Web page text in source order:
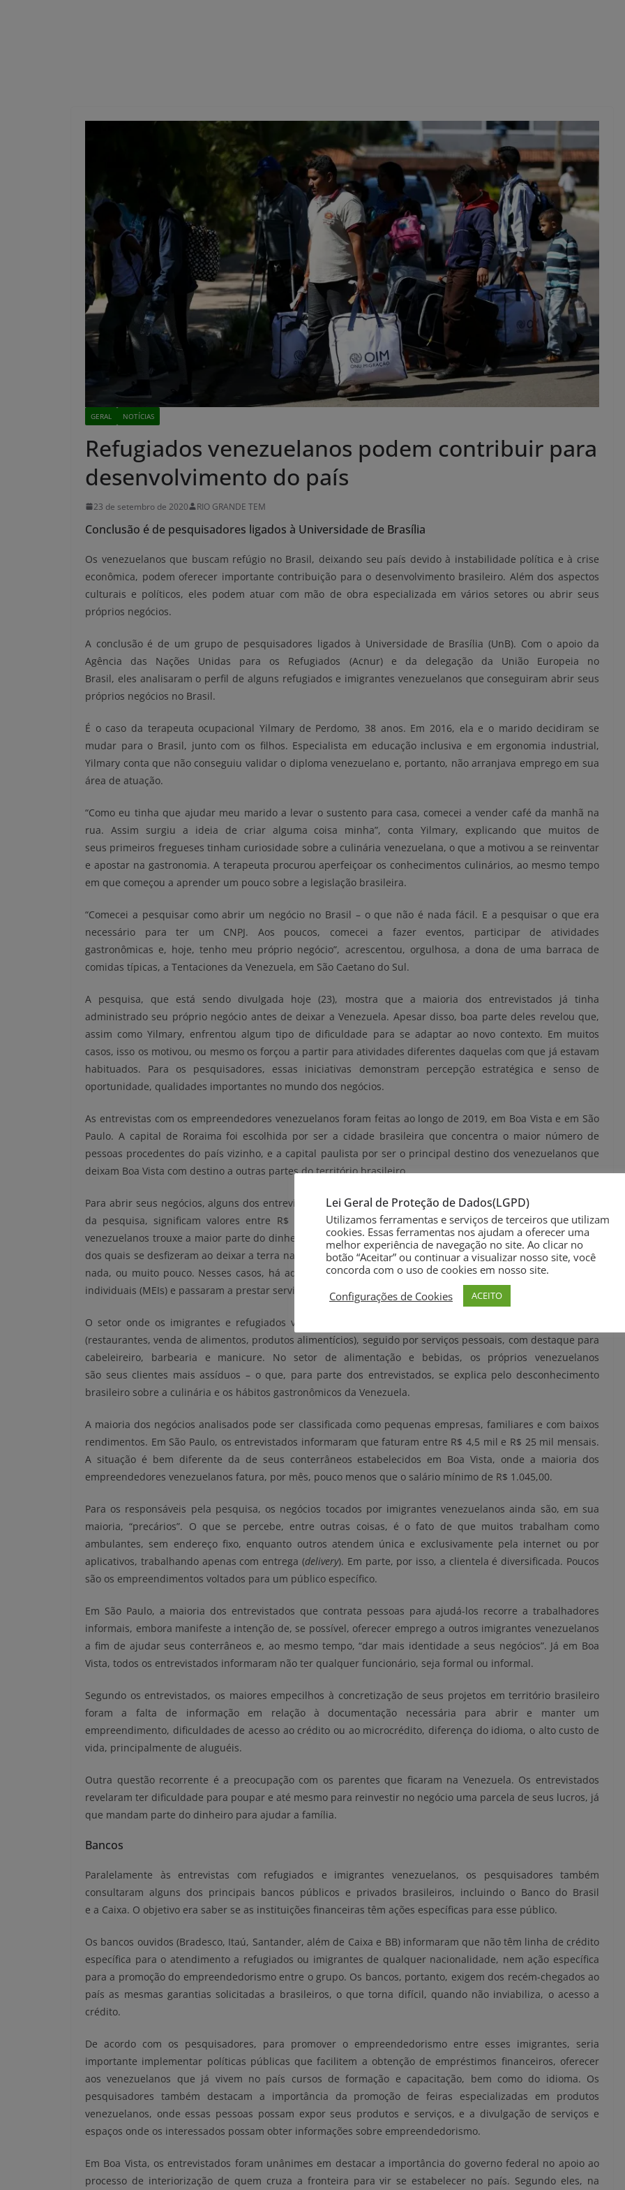
GERAL NOTÍCIAS
Refugiados venezuelanos podem contribuir para
desenvolvimento do país
23 de setembro de 2020 RIO GRANDE TEM
Conclusão é de pesquisadores ligados à Universidade de Brasília
Os venezuelanos que buscam refúgio no Brasil, deixando seu país devido à instabilidade política e à crise
econômica, podem oferecer importante contribuição para o desenvolvimento brasileiro. Além dos aspectos
culturais e políticos, eles podem atuar com mão de obra especializada em vários setores ou abrir seus
próprios negócios.
A conclusão é de um grupo de pesquisadores ligados à Universidade de Brasília (UnB). Com o apoio da
Agência das Nações Unidas para os Refugiados (Acnur) e da delegação da União Europeia no
Brasil, eles analisaram o perfil de alguns refugiados e imigrantes venezuelanos que conseguiram abrir seus
próprios negócios no Brasil.
É o caso da terapeuta ocupacional Yilmary de Perdomo, 38 anos. Em 2016, ela e o marido decidiram se
mudar para o Brasil, junto com os filhos. Especialista em educação inclusiva e em ergonomia industrial,
Yilmary conta que não conseguiu validar o diploma venezuelano e, portanto, não arranjava emprego em sua
área de atuação.
“Como eu tinha que ajudar meu marido a levar o sustento para casa, comecei a vender café da manhã na
rua. Assim surgiu a ideia de criar alguma coisa minha”, conta Yilmary, explicando que muitos de
seus primeiros fregueses tinham curiosidade sobre a culinária venezuelana, o que a motivou a se reinventar
e apostar na gastronomia. A terapeuta procurou aperfeiçoar os conhecimentos culinários, ao mesmo tempo
em que começou a aprender um pouco sobre a legislação brasileira.
“Comecei a pesquisar como abrir um negócio no Brasil – o que não é nada fácil. E a pesquisar o que era
necessário para ter um CNPJ. Aos poucos, comecei a fazer eventos, participar de atividades
gastronômicas e, hoje, tenho meu próprio negócio”, acrescentou, orgulhosa, a dona de uma barraca de
comidas típicas, a Tentaciones da Venezuela, em São Caetano do Sul.
A pesquisa, que está sendo divulgada hoje (23), mostra que a maioria dos entrevistados já tinha
administrado seu próprio negócio antes de deixar a Venezuela. Apesar disso, boa parte deles revelou que,
assim como Yilmary, enfrentou algum tipo de dificuldade para se adaptar ao novo contexto. Em muitos
casos, isso os motivou, ou mesmo os forçou a partir para atividades diferentes daquelas com que já estavam
habituados. Para os pesquisadores, essas iniciativas demonstram percepção estratégica e senso de
oportunidade, qualidades importantes no mundo dos negócios.
As entrevistas com os empreendedores venezuelanos foram feitas ao longo de 2019, em Boa Vista e em São
Paulo. A capital de Roraima foi escolhida por ser a cidade brasileira que concentra o maior número de
pessoas procedentes do país vizinho, e a capital paulista por ser o principal destino dos venezuelanos que
deixam Boa Vista com destino a outras partes do território brasileiro.
Para abrir seus negócios, alguns dos entrevistados investiram quantias significativas – o que, pelos critérios
da pesquisa, significam valores entre R$ 5 mil e R$ 120 mil. A maioria dos imigrantes ou refugiados
venezuelanos trouxe a maior parte do dinheiro investido, fruto de economias pessoais ou da venda de bens
dos quais se desfizeram ao deixar a terra natal. Outros entrevistados, no entanto, disseram não ter investido
nada, ou muito pouco. Nesses casos, há aqueles que apenas se inscreveram como microempreendedores
individuais (MEIs) e passaram a prestar serviços a quem os contratasse.
O setor onde os imigrantes e refugiados venezuelanos entrevistados mais investiram foi o de alimentos
(restaurantes, venda de alimentos, produtos alimentícios), seguido por serviços pessoais, com destaque para
cabeleireiro, barbearia e manicure. No setor de alimentação e bebidas, os próprios venezuelanos
são seus clientes mais assíduos – o que, para parte dos entrevistados, se explica pelo desconhecimento
brasileiro sobre a culinária e os hábitos gastronômicos da Venezuela.
A maioria dos negócios analisados pode ser classificada como pequenas empresas, familiares e com baixos
rendimentos. Em São Paulo, os entrevistados informaram que faturam entre R$ 4,5 mil e R$ 25 mil mensais.
A situação é bem diferente da de seus conterrâneos estabelecidos em Boa Vista, onde a maioria dos
empreendedores venezuelanos fatura, por mês, pouco menos que o salário mínimo de R$ 1.045,00.
Para os responsáveis pela pesquisa, os negócios tocados por imigrantes venezuelanos ainda são, em sua
maioria, “precários”. O que se percebe, entre outras coisas, é o fato de que muitos trabalham como
ambulantes, sem endereço fixo, enquanto outros atendem única e exclusivamente pela internet ou por
aplicativos, trabalhando apenas com entrega (delivery). Em parte, por isso, a clientela é diversificada. Poucos
são os empreendimentos voltados para um público específico.
Em São Paulo, a maioria dos entrevistados que contrata pessoas para ajudá-los recorre a trabalhadores
informais, embora manifeste a intenção de, se possível, oferecer emprego a outros imigrantes venezuelanos
a fim de ajudar seus conterrâneos e, ao mesmo tempo, “dar mais identidade a seus negócios”. Já em Boa
Vista, todos os entrevistados informaram não ter qualquer funcionário, seja formal ou informal.
Segundo os entrevistados, os maiores empecilhos à concretização de seus projetos em território brasileiro
foram a falta de informação em relação à documentação necessária para abrir e manter um
empreendimento, dificuldades de acesso ao crédito ou ao microcrédito, diferença do idioma, o alto custo de
vida, principalmente de aluguéis.
Outra questão recorrente é a preocupação com os parentes que ficaram na Venezuela. Os entrevistados
revelaram ter dificuldade para poupar e até mesmo para reinvestir no negócio uma parcela de seus lucros, já
que mandam parte do dinheiro para ajudar a família.
Bancos
Paralelamente às entrevistas com refugiados e imigrantes venezuelanos, os pesquisadores também
consultaram alguns dos principais bancos públicos e privados brasileiros, incluindo o Banco do Brasil
e a Caixa. O objetivo era saber se as instituições financeiras têm ações específicas para esse público.
Os bancos ouvidos (Bradesco, Itaú, Santander, além de Caixa e BB) informaram que não têm linha de crédito
específica para o atendimento a refugiados ou imigrantes de qualquer nacionalidade, nem ação específica
para a promoção do empreendedorismo entre o grupo. Os bancos, portanto, exigem dos recém-chegados ao
país as mesmas garantias solicitadas a brasileiros, o que torna difícil, quando não inviabiliza, o acesso a
crédito.
De acordo com os pesquisadores, para promover o empreendedorismo entre esses imigrantes, seria
importante implementar políticas públicas que facilitem a obtenção de empréstimos financeiros, oferecer
aos venezuelanos que já vivem no país cursos de formação e capacitação, bem como do idioma. Os
pesquisadores também destacam a importância da promoção de feiras especializadas em produtos
venezuelanos, onde essas pessoas possam expor seus produtos e serviços, e a divulgação de serviços e
espaços onde os interessados possam obter informações sobre empreendedorismo.
Em Boa Vista, os entrevistados foram unânimes em destacar a importância do governo federal no apoio ao
processo de interiorização de quem cruza a fronteira para vir se estabelecer no país. Segundo eles, na
Lei Geral de Proteção de Dados(LGPD)
Utilizamos ferramentas e serviços de terceiros que utilizam
cookies. Essas ferramentas nos ajudam a oferecer uma
melhor experiência de navegação no site. Ao clicar no
botão “Aceitar” ou continuar a visualizar nosso site, você
concorda com o uso de cookies em nosso site.
Configurações de Cookies
ACEITO